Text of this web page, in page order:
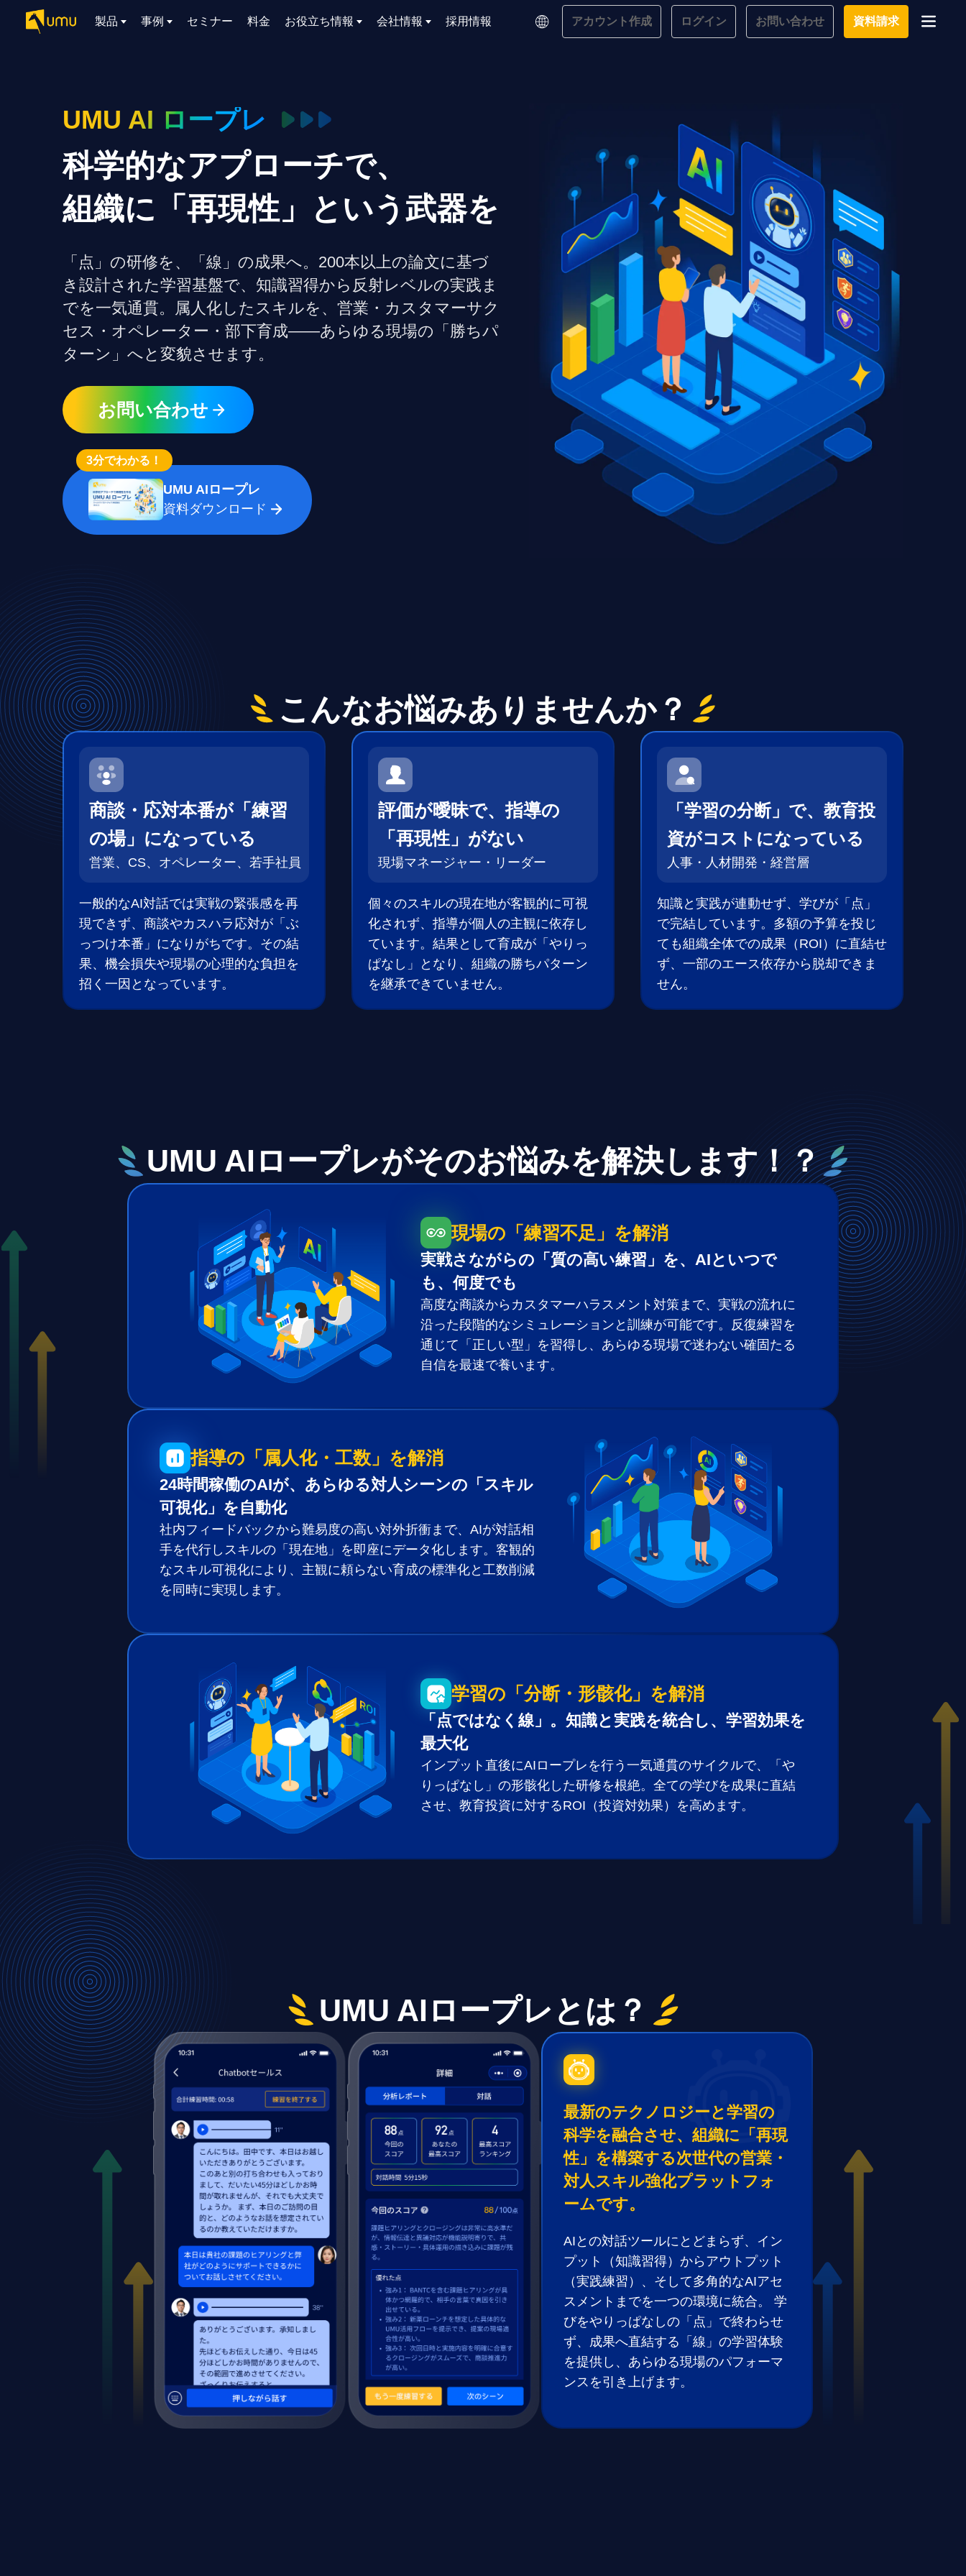
製品
AIリテラシーコース
大規模言語モデル時代のAIリテ
プロンプトリテラシーのミ
ニコース
わずか1時間で、初学者から専門
AIリテラシー アセスメント
企業のAIリテラシーを可視化
し、組織変革を推進する人材の
発掘・育成を支援
AI人材育成：次世代トップセ
営業担当者のAI活用力を高め、
成約率向上を実現
AI人材育成：ビジネスライテ
AI時代の全ビジネスパーソン必
須のコアスキル。 ドラフト作成
を自動化し、業務スピードを加
AIでタスクの優先順位を瞬時に
判断。 時間の管理からエネルギ
ーの管理へ
AI人材育成：プロジェクトマ
ネジメント
AIでステークホルダー分析を行
い、戦略を立案。組織を巻き込
み、成果を出す推進力を養う
AI人材育成：HRエンパワー
メント
AIでオペレーション業務から解
放。人と向き合い、組織を変え
AIロープレ
学習の科学に基づくAIロープレ
織成果へ
Chatbot
AIとの対話トレーニングによ
る、効果的な会話パターンの習
ら、営業担当者の交渉力強化ま
でを網羅
AI マネジメント Dojo
AI部下との対話シミュレーショ
ンでマネジメント課題を特定。
練習
UMU AI課題
AIによる個別フィードバックで
社内の情報資産を活用し、社員
からの質問に回答する専属のAI
アシスタント
UMU AIジェスチャー課題
スピーチやプレゼンに効果的な
ジェスチャーに特化した実践ト
レーニング
あらゆる業務シナリオに最適化
OJTの教育と学習
ラーニングサークル
試験を受ける
大画面インタラクション
学習プログラム
事例
お客様の課題解決のプロセスと成果を、インタビュー記事でご
紹介します
お客様の声
UMUをご利用中のお客様から寄せられた、リアルなご感想や喜
びの声です
だけます。
セミナー 料金 お役立ち情報
AI活用や人材育成に役立つ、課題解決のための資料を無料でご
提供します
お知らせ
イベントやプレスリリースなど、UMUに関する最新の公式情報
をお届けします
入できます
サービスのご利用方法や料金など、多く寄せられるご質問にお
答えします
会社情報
世界203カ国・国内28,000社以上の導入実績と基本情報
私たちについて
ミッション・ビジョン、社名に込められた想い
代表メッセージ
AI時代に、人間の可能性を拡張する。学びと人的資本の未来
代表・顧問
代表と各分野の顧問・アドバイザーをご紹介
セキュリティ
ISO認証取得済み。最高水準のセキュリティ体制
採用情報 アカウント作成 ログイン お問い合わせ 資料請求
UMU AI ロープレ
科学的なアプローチで、
組織に「再現性」という武器を
「点」の研修を、「線」の成果へ。200本以上の論文に基づ
き設計された学習基盤で、知識習得から反射レベルの実践ま
でを一気通貫。属人化したスキルを、営業・カスタマーサク
セス・オペレーター・部下育成——あらゆる現場の「勝ちパ
ターン」へと変貌させます。
お問い合わせ
UMU AIロープレ
資料ダウンロード
3分でわかる！
こんなお悩みありませんか？
商談・応対本番が「練習
の場」になっている
営業、CS、オペレーター、若手社員
一般的なAI対話では実戦の緊張感を再
現できず、商談やカスハラ応対が「ぶ
っつけ本番」になりがちです。その結
果、機会損失や現場の心理的な負担を
招く一因となっています。
評価が曖昧で、指導の
「再現性」がない
現場マネージャー・リーダー
個々のスキルの現在地が客観的に可視
化されず、指導が個人の主観に依存し
ています。結果として育成が「やりっ
ぱなし」となり、組織の勝ちパターン
を継承できていません。
「学習の分断」で、教育投
資がコストになっている
人事・人材開発・経営層
知識と実践が連動せず、学びが「点」
で完結しています。多額の予算を投じ
ても組織全体での成果（ROI）に直結せ
ず、一部のエース依存から脱却できま
せん。
UMU AIロープレがそのお悩みを解決します！？
現場の「練習不足」を解消
実戦さながらの「質の高い練習」を、AIといつで
も、何度でも
高度な商談からカスタマーハラスメント対策まで、実戦の流れに
沿った段階的なシミュレーションと訓練が可能です。反復練習を
通じて「正しい型」を習得し、あらゆる現場で迷わない確固たる
自信を最速で養います。
指導の「属人化・工数」を解消
24時間稼働のAIが、あらゆる対人シーンの「スキル
可視化」を自動化
社内フィードバックから難易度の高い対外折衝まで、AIが対話相
手を代行しスキルの「現在地」を即座にデータ化します。客観的
なスキル可視化により、主観に頼らない育成の標準化と工数削減
を同時に実現します。
学習の「分断・形骸化」を解消
「点ではなく線」。知識と実践を統合し、学習効果を
最大化
インプット直後にAIロープレを行う一気通貫のサイクルで、「や
りっぱなし」の形骸化した研修を根絶。全ての学びを成果に直結
させ、教育投資に対するROI（投資対効果）を高めます。
UMU AIロープレとは？
最新のテクノロジーと学習の
科学を融合させ、組織に「再現
性」を構築する次世代の営業・
対人スキル強化プラットフォ
ームです。
AIとの対話ツールにとどまらず、イン
プット（知識習得）からアウトプット
（実践練習）、そして多角的なAIアセ
スメントまでを一つの環境に統合。 学
びをやりっぱなしの「点」で終わらせ
ず、成果へ直結する「線」の学習体験
を提供し、あらゆる現場のパフォーマ
ンスを引き上げます。